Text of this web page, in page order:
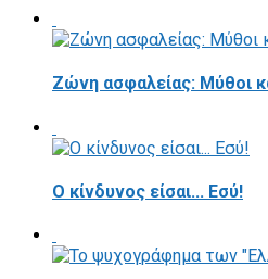
Ζώνη ασφαλείας: Μύθοι
Ο κίνδυνος είσαι... Εσύ!